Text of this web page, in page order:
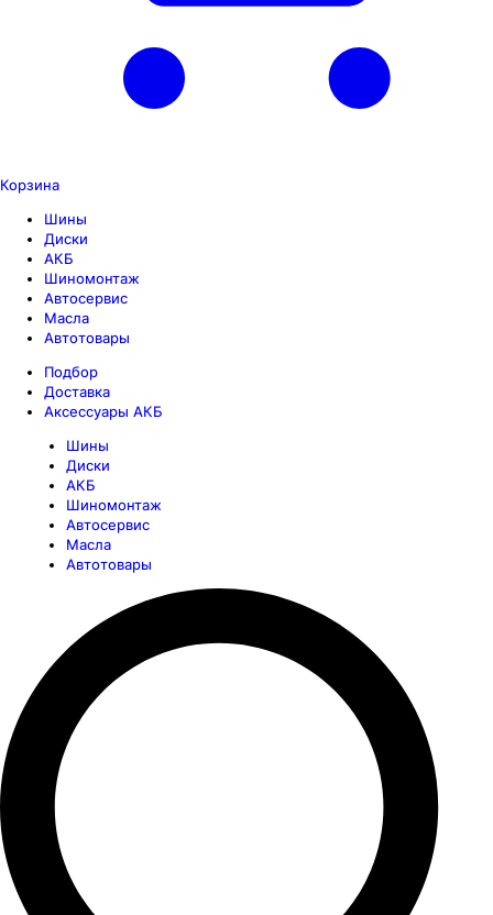
Корзина
Шины
Диски
АКБ
Шиномонтаж
Автосервис
Масла
Автотовары
Подбор
Доставка
Аксессуары АКБ
Шины
Диски
АКБ
Шиномонтаж
Автосервис
Масла
Автотовары